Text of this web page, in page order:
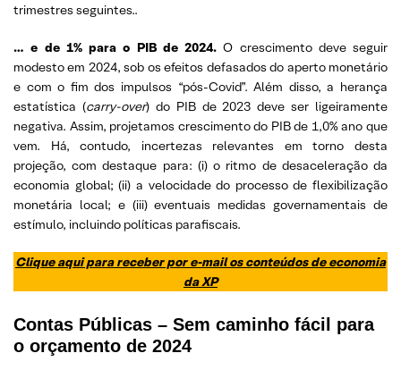
trimestres seguintes..
… e de 1% para o PIB de 2024.O crescimento deve seguir
modesto em 2024, sob os efeitos defasados do aperto monetário
e com o fim dos impulsos “pós-Covid”. Além disso, a herança
estatística (carry-over) do PIB de 2023 deve ser ligeiramente
negativa. Assim, projetamos crescimento do PIB de 1,0% ano que
vem. Há, contudo, incertezas relevantes em torno desta
projeção, com destaque para: (i) o ritmo de desaceleração da
economia global; (ii) a velocidade do processo de flexibilização
monetária local; e (iii) eventuais medidas governamentais de
estímulo, incluindo políticas parafiscais.
Clique aqui para receber por e-mail os conteúdos de economia
da XP
Contas Públicas – Sem caminho fácil para
o orçamento de 2024